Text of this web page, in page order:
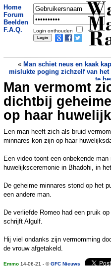
Home
Forum
Beelden
F.A.Q.
Login onthouden
« Man schiet neus en kaak
mislukte poging zichzelf van het
te
Man vermomt
dichtbij
op haar
Een man heeft zich als bruid
minnares kon zijn op haar
Een video toont een onbekende
huwelijksceremonie in Bhadohi, in
De geheime minnares stond op het
een andere man.
De verliefde Romeo had een pruik
schrijft Algulf.
Hij viel ondanks zijn vermomming
de vrouw afgetakeld.
Emmo 14-06-21 - ©GFC Nieuws